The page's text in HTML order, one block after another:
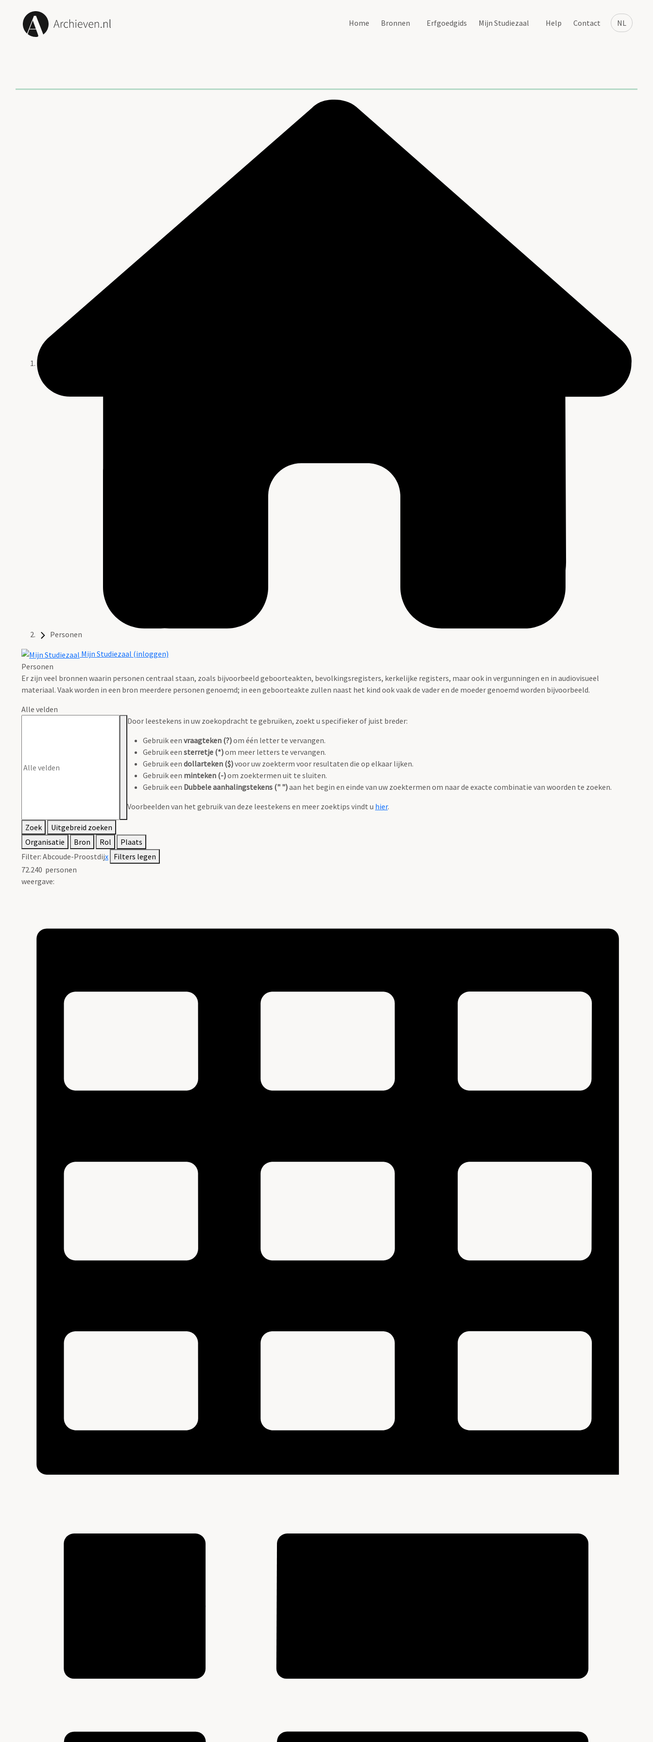
NL
Home Bronnen Erfgoedgids Mijn Studiezaal Help Contact
Personen
Mijn Studiezaal (inloggen)
Personen
Er zijn veel bronnen waarin personen centraal staan, zoals bijvoorbeeld geboorteakten, bevolkingsregisters, kerkelijke registers, maar ook in vergunningen en in audiovisueel
materiaal. Vaak worden in een bron meerdere personen genoemd; in een geboorteakte zullen naast het kind ook vaak de vader en de moeder genoemd worden bijvoorbeeld.
Alle velden
Door leestekens in uw zoekopdracht te gebruiken, zoekt u specifieker of juist breder:
Gebruik een vraagteken (?)om één letter te vervangen.
Gebruik een sterretje (*)om meer letters te vervangen.
Gebruik een dollarteken ($)voor uw zoekterm voor resultaten die op elkaar lijken.
Gebruik een minteken (-)om zoektermen uit te sluiten.
Gebruik een Dubbele aanhalingstekens (" ")aan het begin en einde van uw zoektermen om naar de exacte combinatie van woorden te zoeken.
Voorbeelden van het gebruik van deze leestekens en meer zoektips vindt u hier.
Zoek
Uitgebreid zoeken
Organisatie
Bron Rol
Plaats
Filter: Abcoude-Proostdijx Filters legen
72.240 personen
weergave: